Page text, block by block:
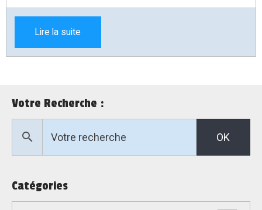
réellement convenir.
Lire la suite
Votre Recherche :
OK
Catégories